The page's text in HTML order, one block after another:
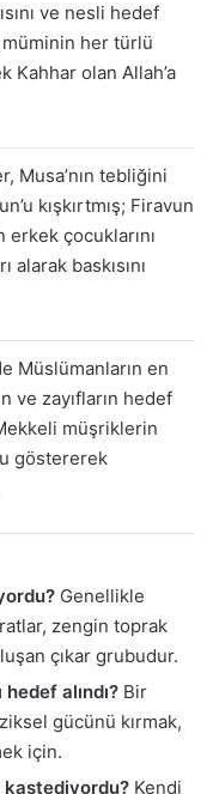
ve nesli hedef
müminin her türlü
Kahhar olan Allah’a
Musa’nın tebliğini
kışkırtmış; Firavun
çocuklarını
alarak baskısını
Müslümanların en
ve zayıfların hedef
müşriklerin
göstererek
Genellikle
zengin toprak
çıkar grubudur.
alındı? Bir
gücünü kırmak,
için.
kastediyordu? Kendi